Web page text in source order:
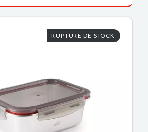
RUPTURE DE STOCK